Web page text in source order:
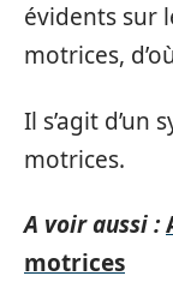
évidents sur
motrices,
Il s’agit d’un
motrices.
A voir aussi :
motrices